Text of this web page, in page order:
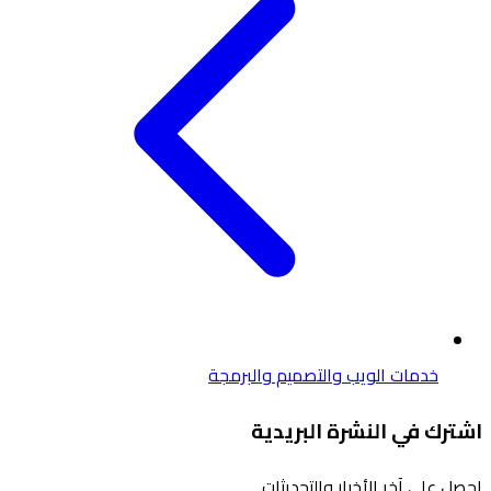
خدمات الويب والتصميم والبرمجة
اشترك في النشرة البريدية